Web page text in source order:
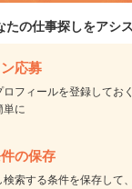
の仕事探しをアシ
応募
ロフィールを登録してお
単に
の保存
検索する条件を保存して